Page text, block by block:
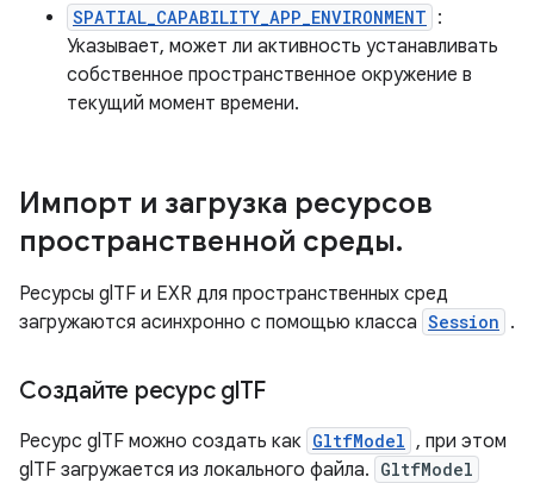
SPATIAL_CAPABILITY_APP_ENVIRONMENT :
Указывает, может ли активность устанавливать
собственное пространственное окружение в
текущий момент времени.
Импорт и загрузка ресурсов
пространственной среды.
Ресурсы glTF и EXR для пространственных сред
загружаются асинхронно с помощью класса Session .
Создайте ресурс glTF
Ресурс glTF можно создать как GltfModel , при этом
glTF загружается из локального файла. GltfModel